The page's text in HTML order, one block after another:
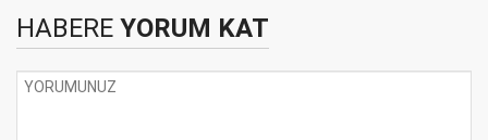
HABERE YORUM KAT